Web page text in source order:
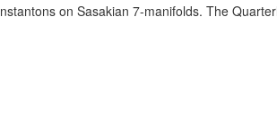
on Sasakian 7-manifolds. The